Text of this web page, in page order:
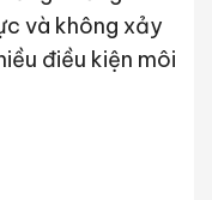
và không xảy
điều kiện môi